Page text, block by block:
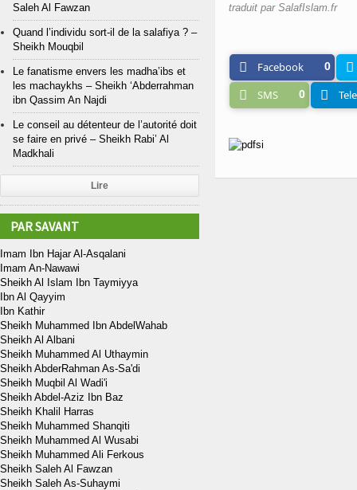
traduit par SalafIslam.fr
Facebook 0
SMS 0
Saleh Al Fawzan
Quand l’individu sort-il de la salafiya ? –
Sheikh Mouqbil
Le fanatisme envers les madha’ibs et
les machaykhs – Sheikh ‘Abderrahman
ibn Qassim An Najdi
Le conseil au détenteur de l’autorité doit
se faire en privé – Sheikh Rabi’ Al
Madkhali
Lire
PAR SAVANT
Imam Ibn Hajar Al-Asqalani
Imam An-Nawawi
Sheikh Al Islam Ibn Taymiyya
Ibn Al Qayyim
Ibn Kathir
Sheikh Muhammed Ibn AbdelWahab
Sheikh Al Albani
Sheikh Muhammed Al Uthaymin
Sheikh AbderRahman As-Sa'di
Sheikh Muqbil Al Wadi'i
Sheikh Abdel-Aziz Ibn Baz
Sheikh Khalil Harras
Sheikh Muhammed Shanqiti
Sheikh Muhammed Al Wusabi
Sheikh Muhammed Ali Ferkous
Sheikh Saleh Al Fawzan
Sheikh Saleh As-Suhaymi